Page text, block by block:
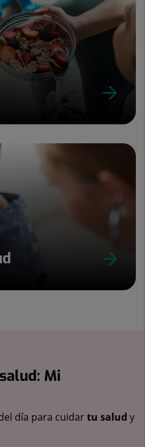
Mi
día para cuidartu salud y